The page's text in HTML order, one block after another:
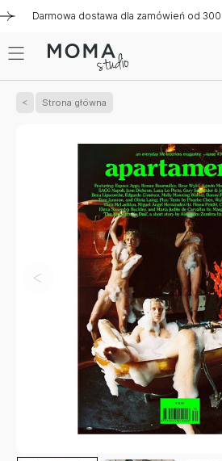
dostawa dla zamówień od 300 zł
Strona główna